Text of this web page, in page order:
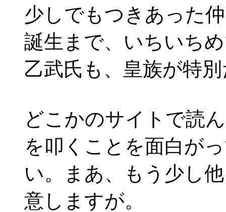
少しでもつきあった
誕生まで、いちいち
乙武氏も、皇族が特
どこかのサイトで読
を叩くことを面白が
い。まあ、もう少し
意しますが。